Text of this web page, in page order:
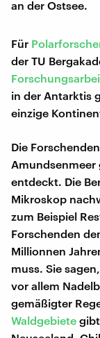
an der Ostsee.
Für
der TU
in der Antarktis
einzige
Die
Amundsenmeer
entdeckt. Die
Mikroskop
zum Beispiel
Forschenden
Millionnen
muss. Sie
vor allem
gemäßigter
Waldgebiete